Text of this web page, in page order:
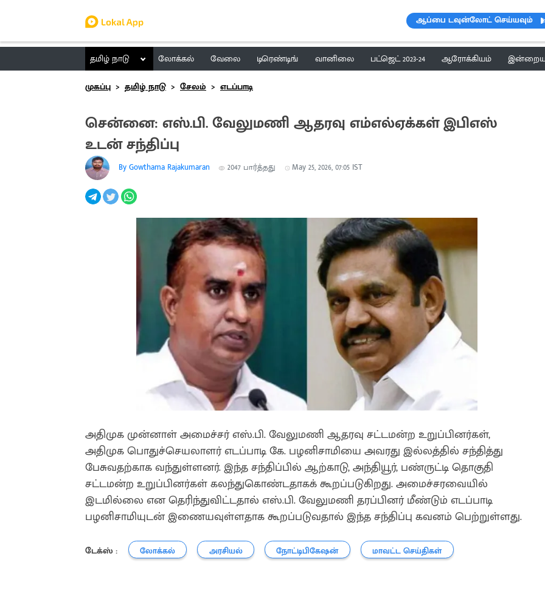
ஆப்பை டவுன்லோட் செய்யவும்
தமிழ் நாடு லோக்கல் வேலை டிரெண்டிங் வானிலை பட்ஜெட் 2023-24 ஆரோக்கியம் இன்றைய
முகப்பு
தமிழ் நாடு சேலம் எடப்பாடி
சென்னை: எஸ்.பி. வேலுமணி ஆதரவு எம்எல்ஏக்கள் இபிஎஸ்
உடன் சந்திப்பு
By Gowthama Rajakumaran 2047 பார்த்தது May 25, 2026, 07:05 IST
அதிமுக முன்னாள் அமைச்சர் எஸ்.பி. வேலுமணி ஆதரவு சட்டமன்ற உறுப்பினர்கள்,
அதிமுக பொதுச்செயலாளர் எடப்பாடி கே. பழனிசாமியை அவரது இல்லத்தில் சந்தித்து
பேசுவதற்காக வந்துள்ளனர். இந்த சந்திப்பில் ஆற்காடு, அந்தியூர், பண்ருட்டி தொகுதி
சட்டமன்ற உறுப்பினர்கள் கலந்துகொண்டதாகக் கூறப்படுகிறது. அமைச்சரவையில்
இடமில்லை என தெரிந்துவிட்டதால் எஸ்.பி. வேலுமணி தரப்பினர் மீண்டும் எடப்பாடி
பழனிசாமியுடன் இணையவுள்ளதாக கூறப்படுவதால் இந்த சந்திப்பு கவனம் பெற்றுள்ளது.
டேக்ஸ் : லோக்கல் அரசியல் நோட்டிபிகேஷன் மாவட்ட செய்திகள்